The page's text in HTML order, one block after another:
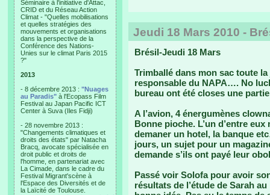
Séminaire à l'initiative d'Attac,
CRID et du Réseau Action
Climat - "Quelles mobilisations
et quelles stratégies des
mouvements et organisations
dans la perspective de la
Conférence des Nations-
Unies sur le climat Paris 2015
?"
2013
- 8 décembre 2013 : "Nuages
au Paradis" à l'Ecopass Film
Festival au Japan Pacific ICT
Center à Suva (Iles Fidji)
- 28 novembre 2013 :
"Changements climatiques et
droits des états" par Natacha
Bracq, avocate spécialisée en
droit public et droits de
l'homme, en partenariat avec
La Cimade, dans le cadre du
Festival Migrant'scène à
l'Espace des Diversités et de
la Laïcité de Toulouse.
Jeudi 18 Mars 2010 -
Brésil-Jeudi 18 Mars
Trimballé dans mon sac toute
responsable du NAPA…. No
bureau ont été closes une
A l’avion, 4 énergumènes
Bonne pioche. L’un d’entre
demaner un hotel, la banque
jours, un sujet pour un
demande s’ils ont payé leur
Passé voir Solofa pour avoir
résultats de l’étude de Sarah